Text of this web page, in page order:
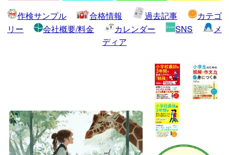
作検サンプル
合格情報 過去記事
カテゴ
リー
会社概要/料金 カレンダー SNS
メ
ディア